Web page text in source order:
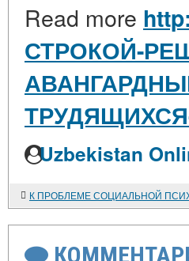
Read more
СТРОКОЙ-
Uzbekistan